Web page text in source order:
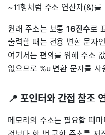
~11행처럼 주소 연산자(&)를
원래 주소는 보통16진수로
출력할 때는 전용 변환 문자인
여기서는 편의를 위해 주소
없으므로 %u 변환 문자를 사
📍 포인터와 간접 참조
메모리의 주소는 필요할 때